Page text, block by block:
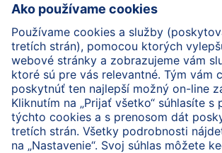
HiPP Tehotenstvo
Ochrana osobných údajov
Cookies a pravidlá používania
Imprint
O spoločnosti HiPP